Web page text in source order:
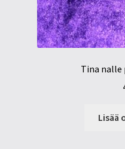
Tina nalle
Lisää